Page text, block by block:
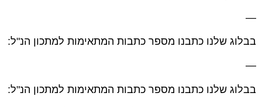
—
בבלוג שלנו כתבנו מספר כתבות המתאימות למתכון הנ"ל:
—
בבלוג שלנו כתבנו מספר כתבות המתאימות למתכון הנ"ל: